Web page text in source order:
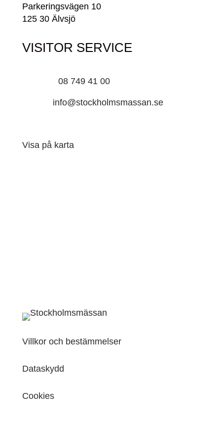
Parkeringsvägen 10
125 30 Älvsjö
VISITOR SERVICE
08 749 41 00
info@stockholmsmassan.se
Visa på karta
Villkor och bestämmelser
Dataskydd
Cookies